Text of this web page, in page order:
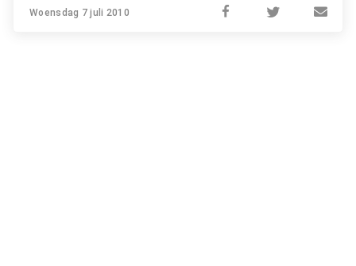
Woensdag 7 juli 2010